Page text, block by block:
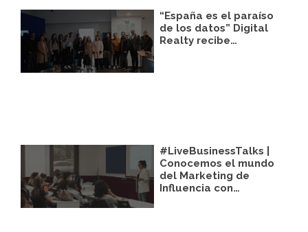
“España es el paraíso
de los datos” Digital
Realty recibe…
#LiveBusinessTalks |
Conocemos el mundo
del Marketing de
Influencia con…